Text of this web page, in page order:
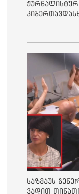
საზმაუს
ვადით